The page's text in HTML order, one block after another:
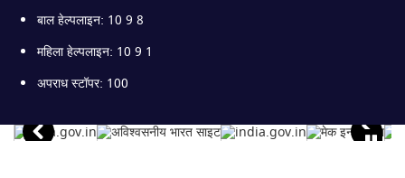
बाल हेल्पलाइन: 10 9 8
महिला हेल्पलाइन: 10 9 1
अपराध स्टॉपर: 100